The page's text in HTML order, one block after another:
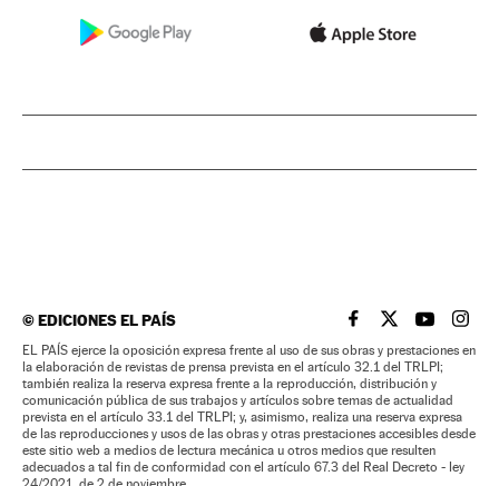
©EDICIONES EL PAÍS EL PAÍS BRASIL EN
EL PAÍSEL PAÍS
EL
EL PAÍS ejerce la oposición expresa frente al uso de sus obras y prestaciones en
la elaboración de revistas de prensa prevista en el artículo 32.1 del TRLPI;
también realiza la reserva expresa frente a la reproducción, distribución y
comunicación pública de sus trabajos y artículos sobre temas de actualidad
prevista en el artículo 33.1 del TRLPI; y, asimismo, realiza una reserva expresa
de las reproducciones y usos de las obras y otras prestaciones accesibles desde
este sitio web a medios de lectura mecánica u otros medios que resulten
adecuados a tal fin de conformidad con el artículo 67.3 del Real Decreto - ley